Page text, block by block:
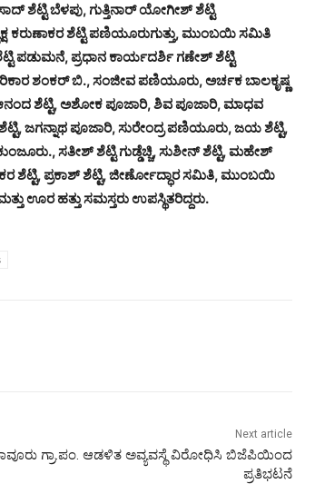
ಶೆಟ್ಟಿ ಬೆಳಪು, ಗುತ್ತಿನಾರ್ ಯೋಗೀಶ್ ಶೆಟ್ಟಿ
ಕರುಣಾಕರ ಶೆಟ್ಟಿ ಪಣಿಯೂರುಗುತ್ತು, ಮುಂಬಯಿ ಸಮಿತಿ
ಪಡುಮನೆ, ಪ್ರಧಾನ ಕಾರ್ಯದರ್ಶಿ ಗಣೇಶ್ ಶೆಟ್ಟಿ
ಶಂಕರ್ ಬಿ., ಸಂಜೀವ ಪಣಿಯೂರು, ಅರ್ಚಕ ಬಾಲಕೃಷ್ಣ
ಶೆಟ್ಟಿ, ಅಶೋಕ ಪೂಜಾರಿ, ಶಿವ ಪೂಜಾರಿ, ಮಾಧವ
ಜಗನ್ನಾಥ ಪೂಜಾರಿ, ಸುರೇಂದ್ರ ಪಣಿಯೂರು, ಜಯ ಶೆಟ್ಟಿ,
ಸತೀಶ್ ಶೆಟ್ಟಿ ಗುಡ್ಡೆಚ್ಚಿ, ಸುಶೀನ್ ಶೆಟ್ಟಿ, ಮಹೇಶ್
ಶೆಟ್ಟಿ, ಪ್ರಕಾಶ್ ಶೆಟ್ಟಿ, ಜೀರ್ಣೋದ್ಧಾರ ಸಮಿತಿ, ಮುಂಬಯಿ
ಊರ ಹತ್ತು ಸಮಸ್ತರು ಉಪಸ್ಥಿತರಿದ್ದರು.
Next article
ಗ್ರಾ.ಪಂ. ಆಡಳಿತ ಅವ್ಯವಸ್ಥೆ ವಿರೋಧಿಸಿ ಬಿಜೆಪಿಯಿಂದ
ಪ್ರತಿಭಟನೆ